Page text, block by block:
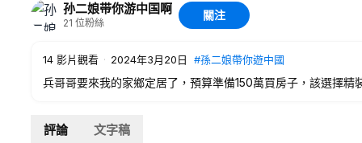
孙二娘带你游中国啊
21 位粉絲
關注
14 影片觀看 · 2024年3月20日 #孫二娘帶你遊中國
兵哥哥要來我的家鄉定居了，預算準備150萬買房子，該選擇精
在這裏我會給大家分享各地風光和旅遊日常~
評論 文字稿